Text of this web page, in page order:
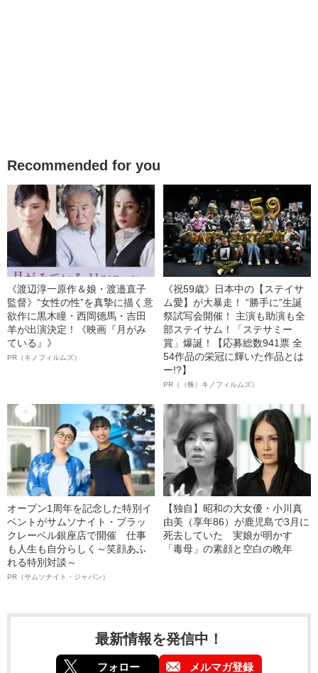
Recommended for you
《渡辺淳一原作＆娘・渡邉直子
監督》“女性の性”を真摯に描く意
欲作に黒木瞳・西岡德馬・吉田
羊が出演決定！《映画『月がみ
ている』》
PR（キノフィルムズ）
《祝59歳》日本中の【ステイサ
ム愛】が大暴走！ “勝手に”生誕
祭試写会開催！ 主演も助演も全
部ステイサム！「ステサミー
賞」爆誕！【応募総数941票 全
54作品の栄冠に輝いた作品とは
ー!?】
PR（（株）キノフィルムズ）
オープン1周年を記念した特別イ
ベントがサムソナイト・ブラッ
クレーベル銀座店で開催 仕事
も人生も自分らしく～笑顔あふ
れる特別対談～
PR（サムソナイト・ジャパン）
【独自】昭和の大女優・小川真
由美（享年86）が鹿児島で3月に
死去していた 実娘が明かす
「毒母」の素顔と空白の晩年
最新情報を発信中！
フォロー メルマガ登録